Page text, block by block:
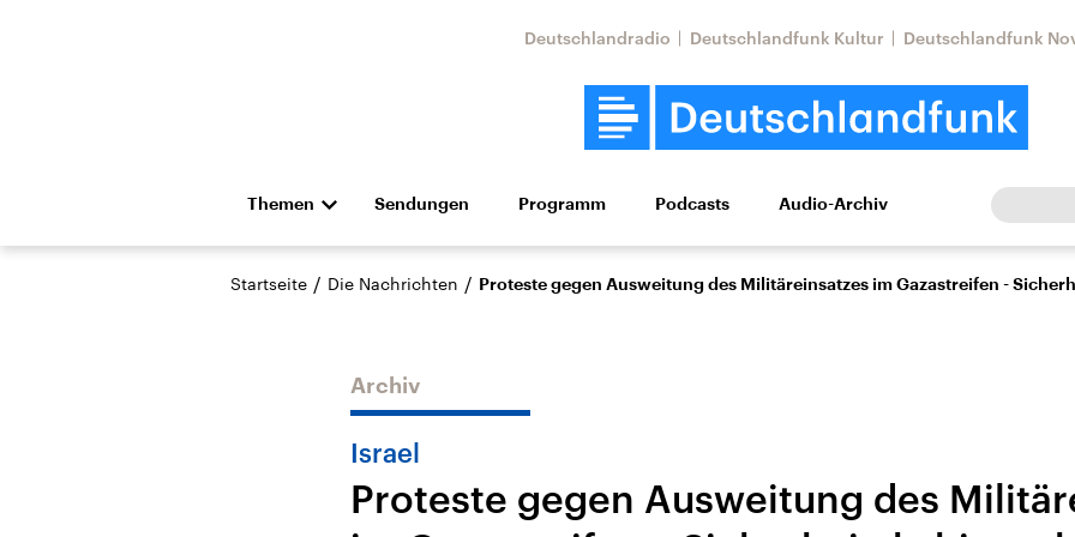
Deutschlandradio Deutschlandfunk Kultur Deutschlandfunk
Themen
Die Nachrichten Politik Wirtschaft Wissen Kultur Europa
Hörspiel und Feature Musik
Landtagswahl Sachsen-
USA
Aktuelle Beiträge,
Nahostkonflikt
Aktuelle Lage und
Iran
Sendungen Programm Podcasts Audio-Archiv
Startseite / Die Nachrichten / Proteste gegen Ausweitung des Militäreinsatzes im Gazastreifen -
Archiv
Israel
Proteste gegen Ausweitung des